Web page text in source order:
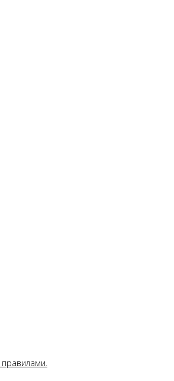
правилами.